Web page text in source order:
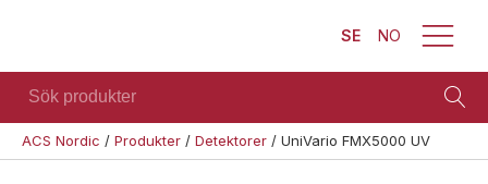
SE NO
Brand
Sök
produkter
ACS Nordic / Produkter / Detektorer / UniVario FMX5000 UV